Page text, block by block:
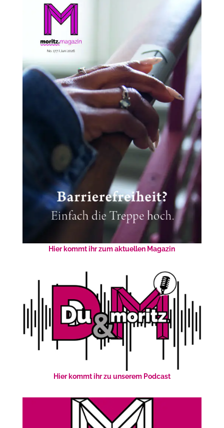
Hier kommt ihr zum aktuellen Magazin
Hier kommt ihr zu unserem Podcast